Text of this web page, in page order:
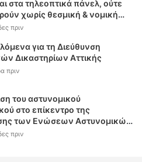
στα τηλεοπτικά πάνελ, ούτε
χωρίς θεσμική & νομική
πριν
για τη Διεύθυνση
Δικαστηρίων Αττικής
πριν
του αστυνομικού
στο επίκεντρο της
των Ενώσεων Αστυνομικών
Αθηνών και Θεσσαλονίκης
πριν